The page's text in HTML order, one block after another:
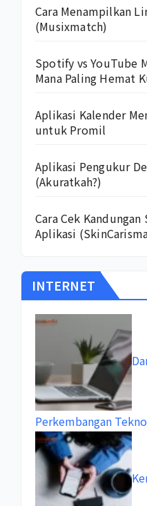
Cara Menampilkan
(Musixmatch)
Spotify vs YouTube
Mana Paling Hemat
Aplikasi Kalender
untuk Promil
Aplikasi Pengukur
(Akuratkah?)
Cara Cek
Aplikasi
INTERNET
Perkembangan